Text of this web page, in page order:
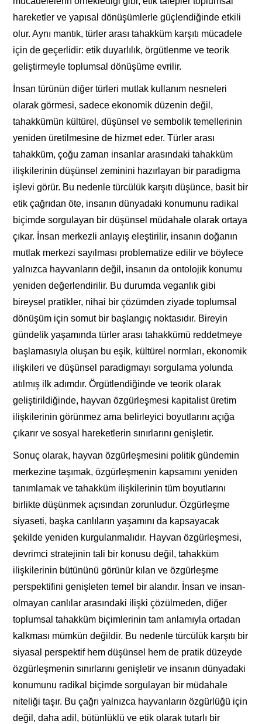
hareketler ve yapısal dönüşümlerle güçlendiğinde etkili
olur. Aynı mantık, türler arası tahakküm karşıtı mücadele
için de geçerlidir: etik duyarlılık, örgütlenme ve teorik
geliştirmeyle toplumsal dönüşüme evrilir.
İnsan türünün diğer türleri mutlak kullanım nesneleri
olarak görmesi, sadece ekonomik düzenin değil,
tahakkümün kültürel, düşünsel ve sembolik temellerinin
yeniden üretilmesine de hizmet eder. Türler arası
tahakküm, çoğu zaman insanlar arasındaki tahakküm
ilişkilerinin düşünsel zeminini hazırlayan bir paradigma
işlevi görür. Bu nedenle türcülük karşıtı düşünce, basit bir
etik çağrıdan öte, insanın dünyadaki konumunu radikal
biçimde sorgulayan bir düşünsel müdahale olarak ortaya
çıkar. İnsan merkezli anlayış eleştirilir, insanın doğanın
mutlak merkezi sayılması problematize edilir ve böylece
yalnızca hayvanların değil, insanın da ontolojik konumu
yeniden değerlendirilir. Bu durumda veganlık gibi
bireysel pratikler, nihai bir çözümden ziyade toplumsal
dönüşüm için somut bir başlangıç noktasıdır. Bireyin
gündelik yaşamında türler arası tahakkümü reddetmeye
başlamasıyla oluşan bu eşik, kültürel normları, ekonomik
ilişkileri ve düşünsel paradigmayı sorgulama yolunda
atılmış ilk adımdır. Örgütlendiğinde ve teorik olarak
geliştirildiğinde, hayvan özgürleşmesi kapitalist üretim
ilişkilerinin görünmez ama belirleyici boyutlarını açığa
çıkarır ve sosyal hareketlerin sınırlarını genişletir.
Sonuç olarak, hayvan özgürleşmesini politik gündemin
merkezine taşımak, özgürleşmenin kapsamını yeniden
tanımlamak ve tahakküm ilişkilerinin tüm boyutlarını
birlikte düşünmek açısından zorunludur. Özgürleşme
siyaseti, başka canlıların yaşamını da kapsayacak
şekilde yeniden kurgulanmalıdır. Hayvan özgürleşmesi,
devrimci stratejinin tali bir konusu değil, tahakküm
ilişkilerinin bütününü görünür kılan ve özgürleşme
perspektifini genişleten temel bir alandır. İnsan ve insan-
olmayan canlılar arasındaki ilişki çözülmeden, diğer
toplumsal tahakküm biçimlerinin tam anlamıyla ortadan
kalkması mümkün değildir. Bu nedenle türcülük karşıtı bir
siyasal perspektif hem düşünsel hem de pratik düzeyde
özgürleşmenin sınırlarını genişletir ve insanın dünyadaki
konumunu radikal biçimde sorgulayan bir müdahale
niteliği taşır. Bu çağrı yalnızca hayvanların özgürlüğü için
değil, daha adil, bütünlüklü ve etik olarak tutarlı bir